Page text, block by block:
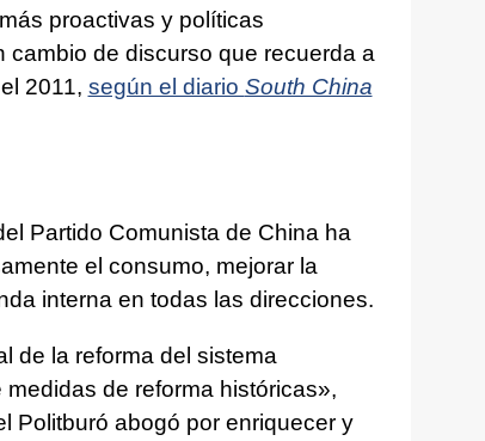
proactivas y políticas
de discurso que recuerda a
2011, según el diario South China
Partido Comunista de China ha
el consumo, mejorar la
interna en todas las direcciones.
de la reforma del sistema
de reforma históricas»,
Politburó abogó por enriquecer y